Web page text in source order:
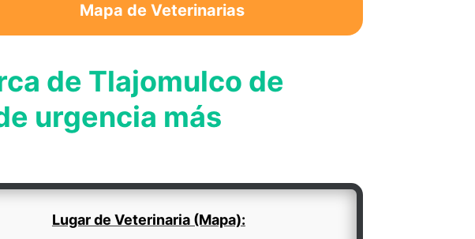
Mapa de Veterinarias
de Tlajomulco de
urgencia más
Lugar de Veterinaria (Mapa):